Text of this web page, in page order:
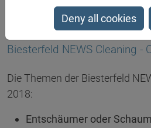
08.10.2018
Biesterfeld NEWS Cleaning -
Die Themen der Biesterfeld
2018:
Entschäumer oder
Deny all cookies